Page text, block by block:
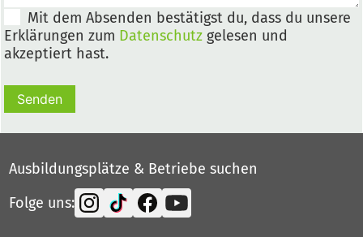
Mit dem Absenden bestätigst du, dass du unsere
Erklärungen zum Datenschutz gelesen und
akzeptiert hast.
Senden
Ausbildungsplätze & Betriebe suchen
Folge uns: